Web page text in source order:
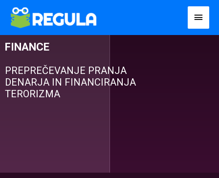
Пређи
FINANCE
PREPREČEVANJE PRANJA
DENARJA IN FINANCIRANJA
TERORIZMA